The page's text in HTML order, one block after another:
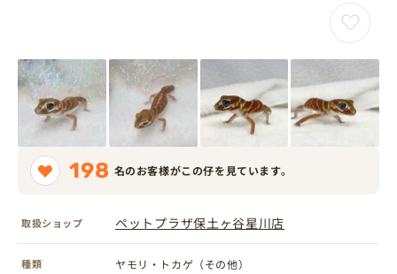
198 名のお客様がこの仔を見ています。
取扱ショップ ペットプラザ保土ヶ谷星川店
種類 ヤモリ・トカゲ（その他）